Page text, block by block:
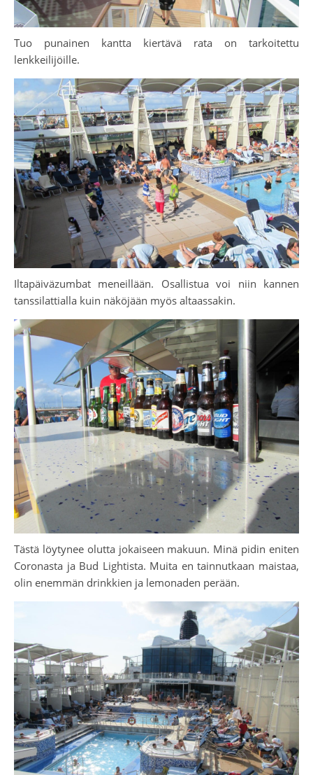
Tuo punainen kantta kiertävä rata on tarkoitettu
lenkkeilijöille.
Iltapäiväzumbat meneillään. Osallistua voi niin kannen
tanssilattialla kuin näköjään myös altaassakin.
Tästä löytynee olutta jokaiseen makuun. Minä pidin eniten
Coronasta ja Bud Lightista. Muita en tainnutkaan maistaa,
olin enemmän drinkkien ja lemonaden perään.